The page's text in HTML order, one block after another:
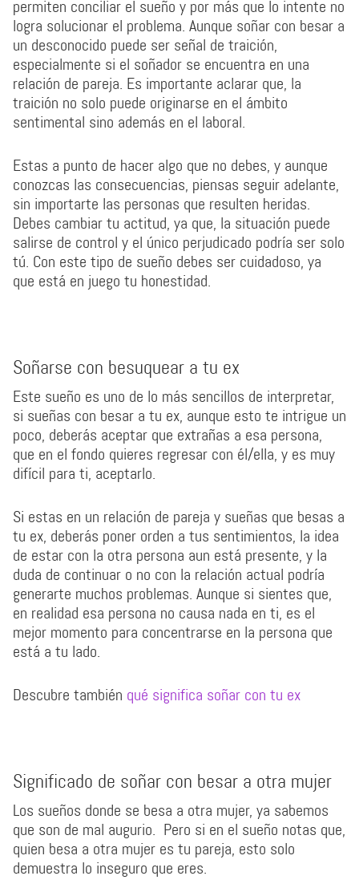
permiten conciliar el sueño y por más que lo intente no
logra solucionar el problema. Aunque soñar con besar a
un desconocido puede ser señal de traición,
especialmente si el soñador se encuentra en una
relación de pareja. Es importante aclarar que, la
traición no solo puede originarse en el ámbito
sentimental sino además en el laboral.
Estas a punto de hacer algo que no debes, y aunque
conozcas las consecuencias, piensas seguir adelante,
sin importarte las personas que resulten heridas.
Debes cambiar tu actitud, ya que, la situación puede
salirse de control y el único perjudicado podría ser solo
tú. Con este tipo de sueño debes ser cuidadoso, ya
que está en juego tu honestidad.
Soñarse con besuquear a tu ex
Este sueño es uno de lo más sencillos de interpretar,
si sueñas con besar a tu ex, aunque esto te intrigue un
poco, deberás aceptar que extrañas a esa persona,
que en el fondo quieres regresar con él/ella, y es muy
difícil para ti, aceptarlo.
Si estas en un relación de pareja y sueñas que besas a
tu ex, deberás poner orden a tus sentimientos, la idea
de estar con la otra persona aun está presente, y la
duda de continuar o no con la relación actual podría
generarte muchos problemas. Aunque si sientes que,
en realidad esa persona no causa nada en ti, es el
mejor momento para concentrarse en la persona que
está a tu lado.
Descubre también qué significa soñar con tu ex
Significado de soñar con besar a otra mujer
Los sueños donde se besa a otra mujer, ya sabemos
que son de mal augurio. Pero si en el sueño notas que,
quien besa a otra mujer es tu pareja, esto solo
demuestra lo inseguro que eres.